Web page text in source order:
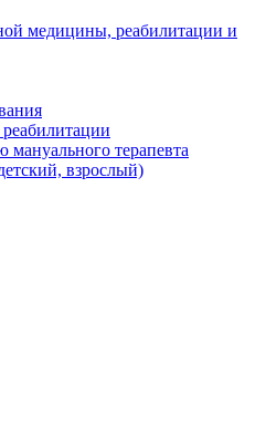
медицины, реабилитации и
мануального терапевта
взрослый)